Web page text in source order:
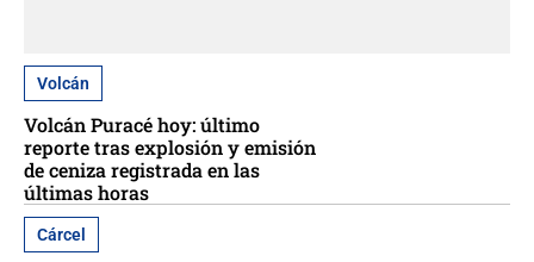
Volcán
Volcán Puracé hoy: último
reporte tras explosión y emisión
de ceniza registrada en las
últimas horas
Cárcel